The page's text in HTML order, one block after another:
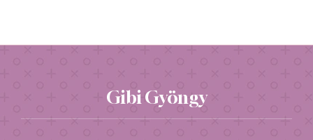
Gibi Gyöngy